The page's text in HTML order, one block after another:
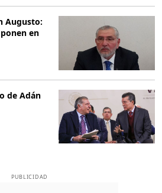
Augusto:
en
de Adán
PUBLICIDAD